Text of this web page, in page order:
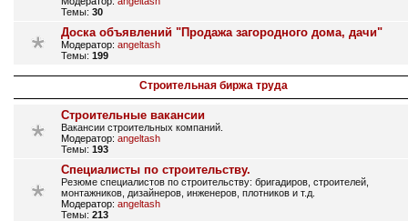
Темы: 30
Доска объявлений "Продажа загородного дома, дачи"
Модератор: angeltash
Темы: 199
Строительная биржа труда
Строительные вакансии
Вакансии строительных компаний.
Модератор: angeltash
Темы: 193
Специалисты по строительству.
Резюме специалистов по строительству: бригадиров, строителей,
монтажников, дизайнеров, инженеров, плотников и т.д.
Модератор: angeltash
Темы: 213